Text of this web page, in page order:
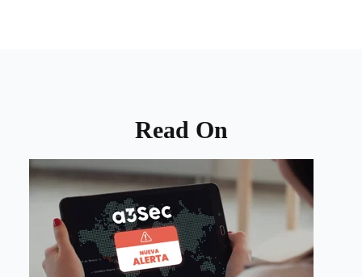
Read On